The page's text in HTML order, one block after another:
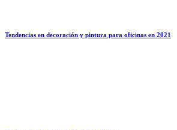
Tendencias en decoración y pintura para oficinas en 2021